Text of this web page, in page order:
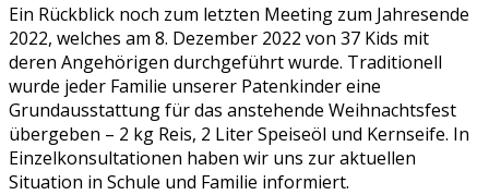
Ein Rückblick noch zum letzten Meeting zum Jahresende
2022, welches am 8. Dezember 2022 von 37 Kids mit
deren Angehörigen durchgeführt wurde. Traditionell
wurde jeder Familie unserer Patenkinder eine
Grundausstattung für das anstehende Weihnachtsfest
übergeben – 2 kg Reis, 2 Liter Speiseöl und Kernseife. In
Einzelkonsultationen haben wir uns zur aktuellen
Situation in Schule und Familie informiert.